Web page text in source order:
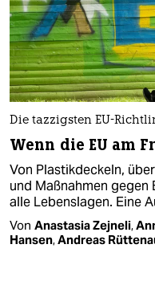
Die tazzigsten EU-
Wenn die EU am
Von Plastikdeckeln,
und Maßnahmen gegen
alle Lebenslagen. Eine
Von Anastasia Zejneli,
Hansen,Andreas